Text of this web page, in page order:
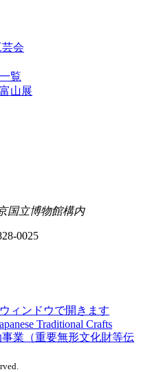
会
覧
山展
国立博物館構内
0025
ィンドウで開きます
Traditional Crafts